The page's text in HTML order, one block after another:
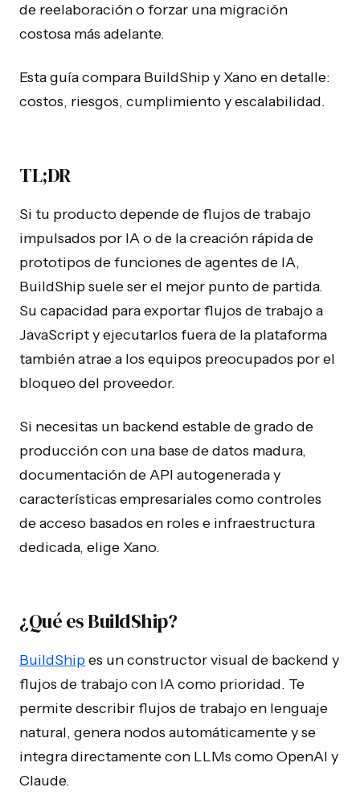
de reelaboración o forzar una migración
costosa más adelante.
Esta guía compara BuildShip y Xano en detalle:
costos, riesgos, cumplimiento y escalabilidad.
TL;DR
Si tu producto depende de flujos de trabajo
impulsados por IA o de la creación rápida de
prototipos de funciones de agentes de IA,
BuildShip suele ser el mejor punto de partida.
Su capacidad para exportar flujos de trabajo a
JavaScript y ejecutarlos fuera de la plataforma
también atrae a los equipos preocupados por el
bloqueo del proveedor.
Si necesitas un backend estable de grado de
producción con una base de datos madura,
documentación de API autogenerada y
características empresariales como controles
de acceso basados en roles e infraestructura
dedicada, elige Xano.
¿Qué es BuildShip?
BuildShipes un constructor visual de backend y
flujos de trabajo con IA como prioridad. Te
permite describir flujos de trabajo en lenguaje
natural, genera nodos automáticamente y se
integra directamente con LLMs como OpenAI y
Claude.